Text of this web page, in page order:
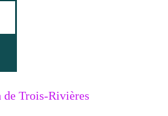
de Trois-Rivières